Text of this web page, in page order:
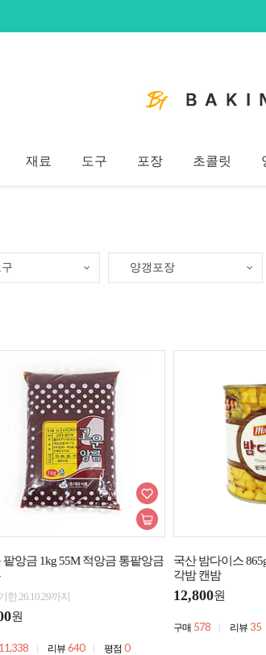
재료 도구 포장 초콜릿
양갱포장
팥앙금 1kg 55M 적앙금 통팥앙금
한 26.10.29까지
원
11,338 리뷰 640 평점 0
국산 밤다이스
각밤 캔밤
12,800원
구매 578 리뷰 35